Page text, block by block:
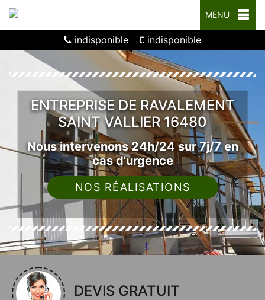
MENU
indisponible indisponible
ENTREPRISE DE RAVALEMENT
SAINT VALLIER 16480
Nous intervenons 24h/24 sur 7j/7 en
cas d'urgence
NOS RÉALISATIONS
DEVIS GRATUIT